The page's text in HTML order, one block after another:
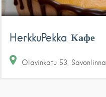
HerkkuPekka Кафе
Olavinkatu 53 Savonlinna